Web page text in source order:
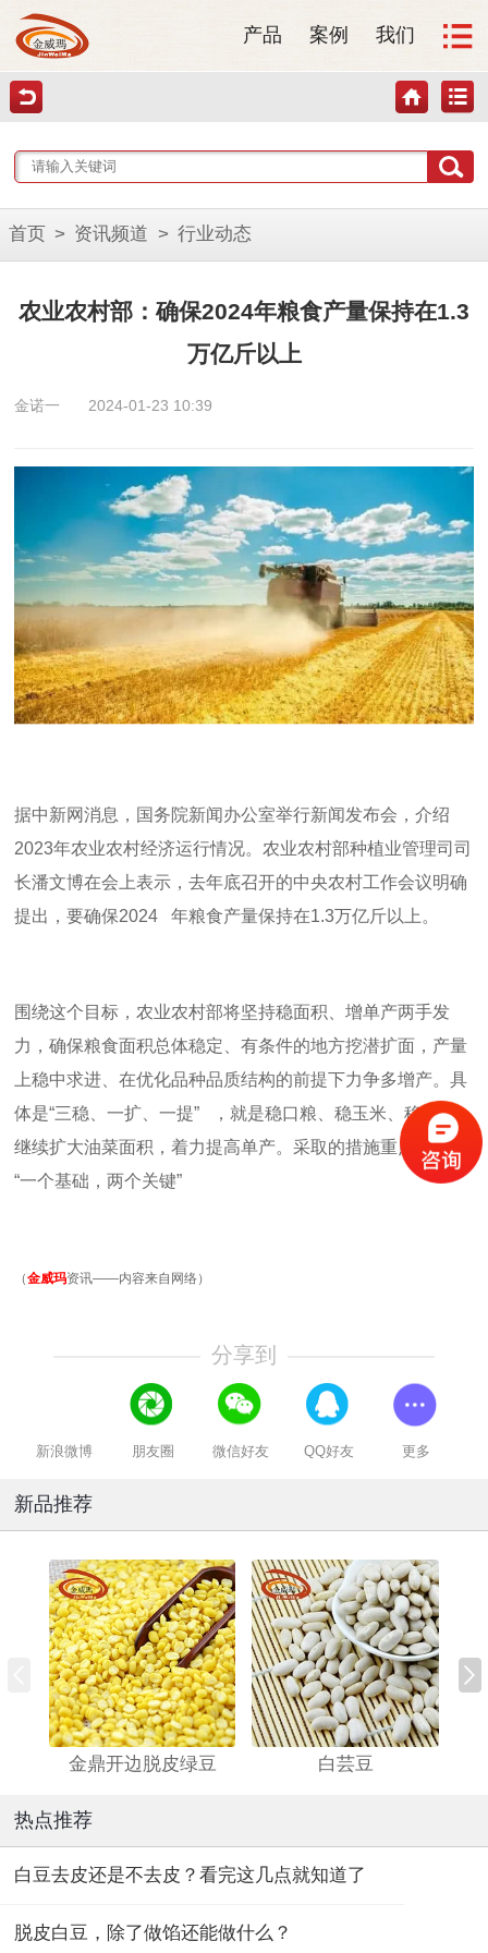
产品 案例 我们
首页 > 资讯频道 > 行业动态
农业农村部：确保2024年粮食产量保持在1.3
万亿斤以上
金诺一 2024-01-23 10:39
据中新网消息，国务院新闻办公室举行新闻发布会，介绍
2023年农业农村经济运行情况。农业农村部种植业管理司司
长潘文博在会上表示，去年底召开的中央农村工作会议明确
提出，要确保2024 年粮食产量保持在1.3万亿斤以上。
围绕这个目标，农业农村部将坚持稳面积、增单产两手发
力，确保粮食面积总体稳定、有条件的地方挖潜扩面，产量
上稳中求进、在优化品种品质结构的前提下力争多增产。具
体是“三稳、一扩、一提”
，就是稳口粮、稳玉米、稳大豆，
继续扩大油菜面积，着力提高单产。采取的措施重点是抓住
“一个基础，两个关键”
（金威玛资讯——内容来自网络）
分享到
新浪微博 朋友圈 微信好友 QQ好友 更多
新品推荐
金鼎开边脱皮绿豆 白芸豆
热点推荐
白豆去皮还是不去皮？看完这几点就知道了
脱皮白豆，除了做馅还能做什么？